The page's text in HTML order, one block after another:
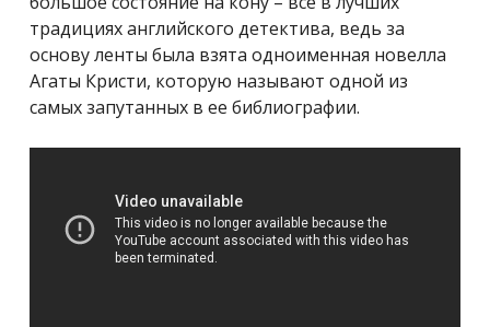
традициях английского детектива, ведь за
основу ленты была взята одноименная новелла
Агаты Кристи, которую называют одной из
самых запутанных в ее библиографии.